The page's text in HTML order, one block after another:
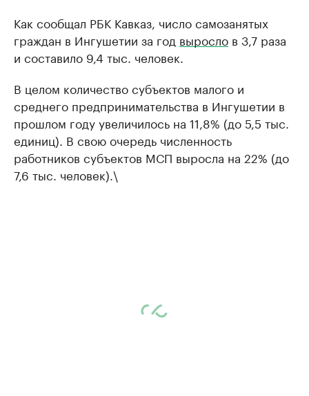
Как сообщал РБК Кавказ, число самозанятых
граждан в Ингушетии за год выросло в 3,7 раза
и составило 9,4 тыс. человек.
В целом количество субъектов малого и
среднего предпринимательства в Ингушетии в
прошлом году увеличилось на 11,8% (до 5,5 тыс.
единиц). В свою очередь численность
работников субъектов МСП выросла на 22% (до
7,6 тыс. человек).\